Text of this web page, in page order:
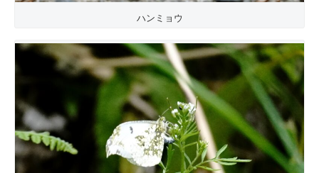
ハンミョウ